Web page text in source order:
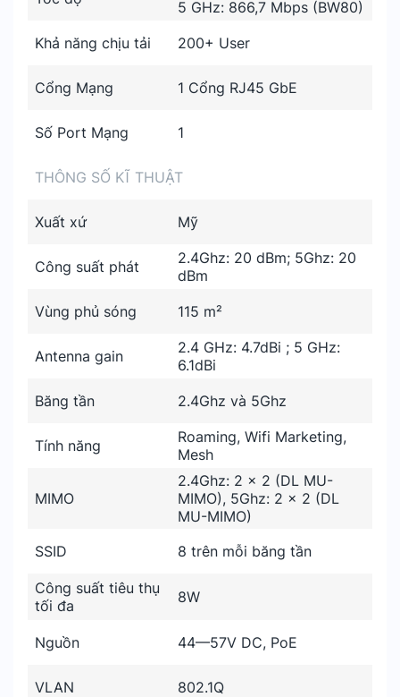
5 GHz: 866,7 Mbps (BW80)
Khả năng chịu tải
200+ User
Cổng Mạng 1 Cổng RJ45 GbE
Số Port Mạng 1
THÔNG SỐ KĨ THUẬT
Xuất xứ Mỹ
Công suất phát
2.4Ghz: 20 dBm; 5Ghz: 20
dBm
Vùng phủ sóng
115 m²
Antenna gain
2.4 GHz: 4.7dBi ; 5 GHz:
6.1dBi
Băng tần
2.4Ghz và 5Ghz
Tính năng
Roaming, Wifi Marketing,
Mesh
MIMO
2.4Ghz: 2 x 2 (DL MU-
MIMO), 5Ghz: 2 x 2 (DL
MU-MIMO)
SSID
8 trên mỗi băng tần
Công suất tiêu thụ
tối đa
8W
Nguồn 44—57V DC, PoE
VLAN 802.1Q